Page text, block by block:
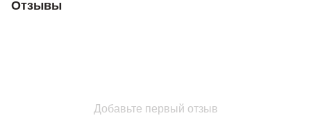
Отзывы
Добавьте первый отзыв